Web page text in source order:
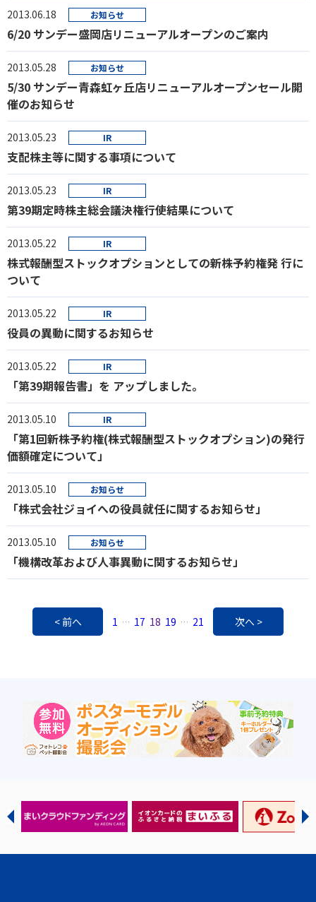
2013.06.18 お知らせ
6/20 サンデー盛岡店リニューアルオープンのご案内
2013.05.28 お知らせ
5/30 サンデー青森虹ヶ丘店リニューアルオープンセール開
催のお知らせ
2013.05.23 IR
支配株主等に関する事項について
2013.05.23 IR
第39期定時株主総会議決権行使結果について
2013.05.22 IR
株式報酬型ストックオプションとしての新株予約権発 行に
ついて
2013.05.22 IR
役員の異動に関するお知らせ
2013.05.22 IR
「第39期報告書」を アップしました。
2013.05.10 IR
「第1回新株予約権(株式報酬型ストックオプション)の発行
価額確定について」
2013.05.10 お知らせ
「株式会社ジョイへの役員就任に関するお知らせ」
2013.05.10 お知らせ
「機構改革および人事異動に関するお知らせ」
< 前へ 1 … 17 18 19 … 21 次へ >